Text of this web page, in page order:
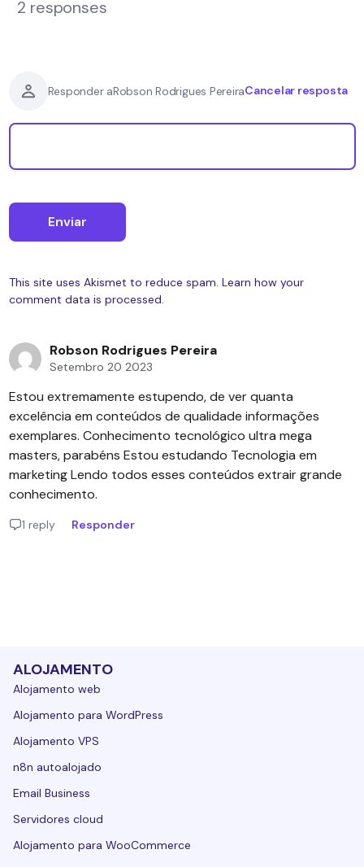
2 responses
Responder aRobson Rodrigues PereiraCancelar resposta
This site uses Akismet to reduce spam. Learn how your
comment data is processed.
Robson Rodrigues Pereira
Setembro 20 2023
Estou extremamente estupendo, de ver quanta
excelência em conteúdos de qualidade informações
exemplares. Conhecimento tecnológico ultra mega
masters, parabéns Estou estudando Tecnologia em
marketing Lendo todos esses conteúdos extrair grande
conhecimento.
1 reply Responder
ALOJAMENTO
Alojamento web
Alojamento para WordPress
Alojamento VPS
n8n autoalojado
Email Business
Servidores cloud
Alojamento para WooCommerce